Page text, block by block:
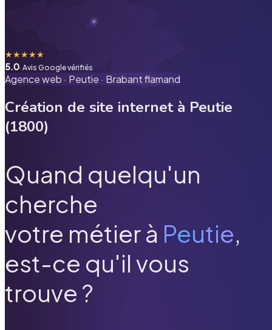
★★★★★
5.0· Avis Google vérifiés
Agence web · Peutie · Brabant flamand
Création de site internet à Peutie
(1800)
Quand quelqu'un
cherche
votre métier à Peutie,
est-ce qu'il vous
trouve ?